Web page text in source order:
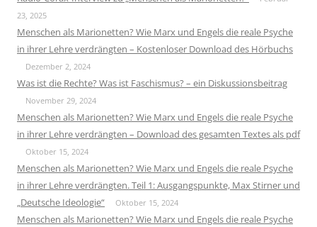
23, 2025
Menschen als Marionetten? Wie Marx und Engels die reale Psyche
in ihrer Lehre verdrängten – Kostenloser Download des Hörbuchs
Dezember 2, 2024
Was ist die Rechte? Was ist Faschismus? – ein Diskussionsbeitrag
November 29, 2024
Menschen als Marionetten? Wie Marx und Engels die reale Psyche
in ihrer Lehre verdrängten – Download des gesamten Textes als pdf
Oktober 15, 2024
Menschen als Marionetten? Wie Marx und Engels die reale Psyche
in ihrer Lehre verdrängten. Teil 1: Ausgangspunkte, Max Stirner und
„Deutsche Ideologie“
Oktober 15, 2024
Menschen als Marionetten? Wie Marx und Engels die reale Psyche